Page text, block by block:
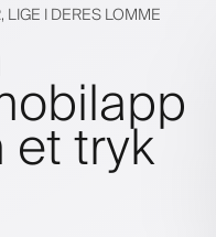
I DERES LOMME
tryk